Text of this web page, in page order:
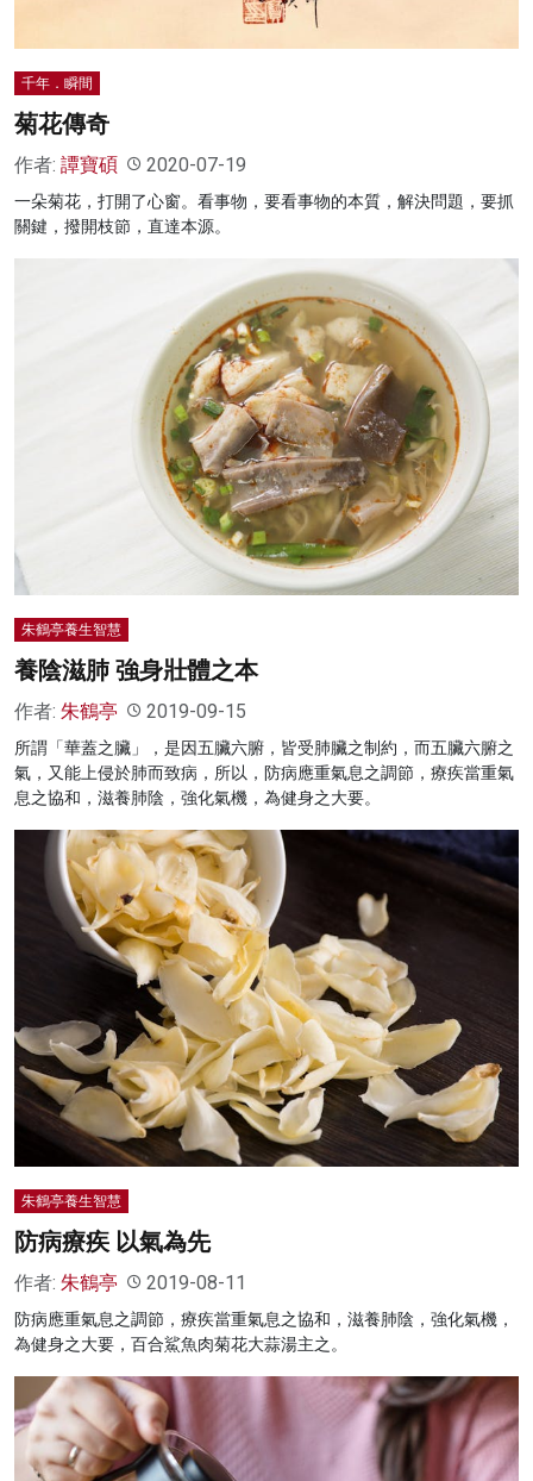
千年．瞬間
菊花傳奇
作者: 譚寶碩 2020-07-19
一朵菊花，打開了心窗。看事物，要看事物的本質，解決問題，要抓
關鍵，撥開枝節，直達本源。
朱鶴亭養生智慧
養陰滋肺 強身壯體之本
作者: 朱鶴亭 2019-09-15
所謂「華蓋之臟」，是因五臟六腑，皆受肺臟之制約，而五臟六腑之
氣，又能上侵於肺而致病，所以，防病應重氣息之調節，療疾當重氣
息之協和，滋養肺陰，強化氣機，為健身之大要。
朱鶴亭養生智慧
防病療疾 以氣為先
作者: 朱鶴亭 2019-08-11
防病應重氣息之調節，療疾當重氣息之協和，滋養肺陰，強化氣機，
為健身之大要，百合鯊魚肉菊花大蒜湯主之。